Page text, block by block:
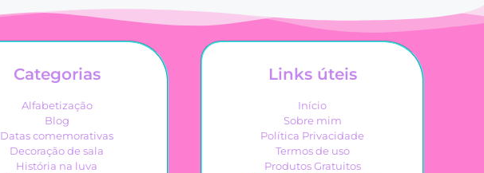
Categorias
Alfabetização
Blog
Datas comemorativas
Decoração de sala
História na luva
Links úteis
Início
Sobre mim
Política Privacidade
Termos de uso
Produtos Gratuitos